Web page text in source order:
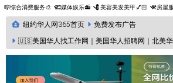
🎼综合消费服务🎨 🎞️媒体娱乐📻 💈美容美发美甲💅🏻 ⚒️房屋
纽约华人网365首页
免费发布广告
🇺🇸美国华人找工作网｜美国华人招聘网｜北美